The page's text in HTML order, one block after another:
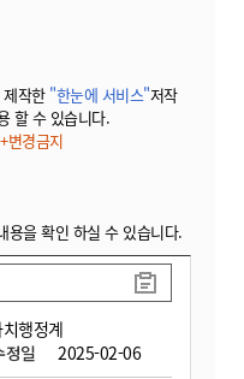
작한 "한눈에 서비스"저작
할 수 있습니다.
변경금지
을 확인 하실 수 있습니다.
행정계
정일 2025-02-06